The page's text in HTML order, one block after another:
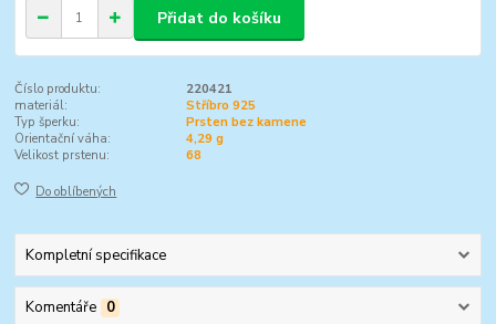
Přidat do košíku
Číslo produktu:
220421
materiál:
Stříbro 925
Typ šperku:
Prsten bez kamene
Orientační váha:
4,29 g
Velikost prstenu:
68
Do oblíbených
Kompletní specifikace
Komentáře 0